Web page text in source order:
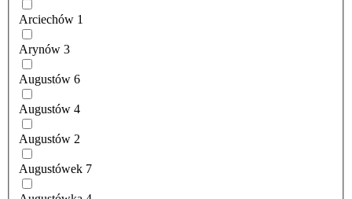
Arciechów 1
Arynów 3
Augustów 6
Augustów 4
Augustów 2
Augustówek 7